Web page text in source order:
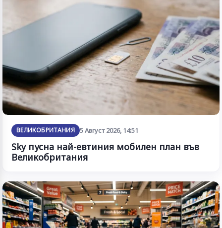
ВЕЛИКОБРИТАНИЯ 5 Август 2026, 14:51
Sky пусна най-евтиния мобилен план във
Великобритания